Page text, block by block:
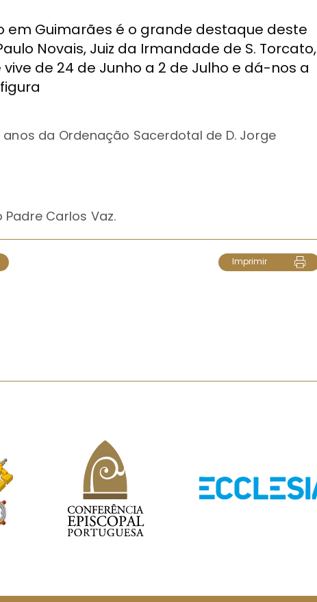
em Guimarães é o grande destaque deste
Novais, Juiz da Irmandade de S. Torcato,
de 24 de Junho a 2 de Julho e dá-nos a
da Ordenação Sacerdotal de D. Jorge
Carlos Vaz.
Imprimir